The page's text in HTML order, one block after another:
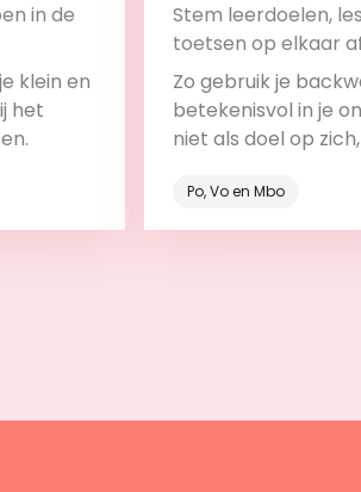
in de
klein en
het
Stem leerdoelen,
toetsen op elkaar
backward design
Zo gebruik je
betekenisvol in je
niet als doel op
Po, Vo en Mbo